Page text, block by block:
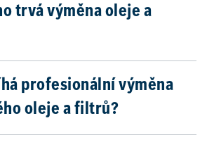
trvá výměna oleje a
profesionální výměna
oleje a filtrů?